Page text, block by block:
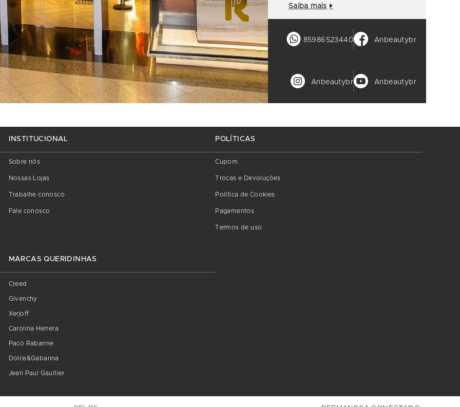
Saiba mais
85986523440 Anbeautybr
Anbeautybr Anbeautybr
INSTITUCIONAL
Sobre nós
Nossas Lojas
Trabalhe conosco
Fale conosco
POLÍTICAS
Cupom
Trocas e Devoluções
Política de Cookies
Pagamentos
Termos de uso
MARCAS QUERIDINHAS
Creed
Givenchy
Xerjoff
Carolina Herrera
Paco Rabanne
Dolce&Gabanna
Jean Paul Gaultier